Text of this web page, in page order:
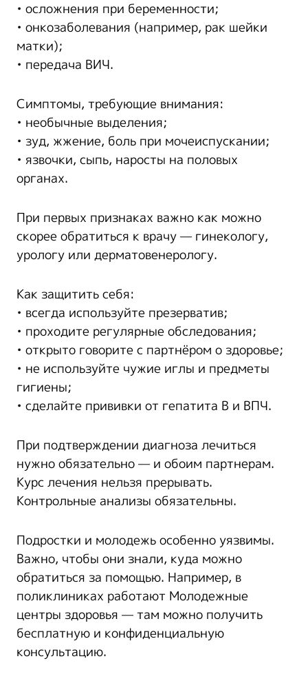
• осложнения при беременности;
• онкозаболевания (например, рак шейки
матки);
• передача ВИЧ.
Симптомы, требующие внимания:
• необычные выделения;
• зуд, жжение, боль при мочеиспускании;
• язвочки, сыпь, наросты на половых
органах.
При первых признаках важно как можно
скорее обратиться к врачу — гинекологу,
урологу или дерматовенерологу.
Как защитить себя:
• всегда используйте презерватив;
• проходите регулярные обследования;
• открыто говорите с партнёром о здоровье;
• не используйте чужие иглы и предметы
гигиены;
• сделайте прививки от гепатита B и ВПЧ.
При подтверждении диагноза лечиться
нужно обязательно — и обоим партнерам.
Курс лечения нельзя прерывать.
Контрольные анализы обязательны.
Подростки и молодежь особенно уязвимы.
Важно, чтобы они знали, куда можно
обратиться за помощью. Например, в
поликлиниках работают Молодежные
центры здоровья — там можно получить
бесплатную и конфиденциальную
консультацию.